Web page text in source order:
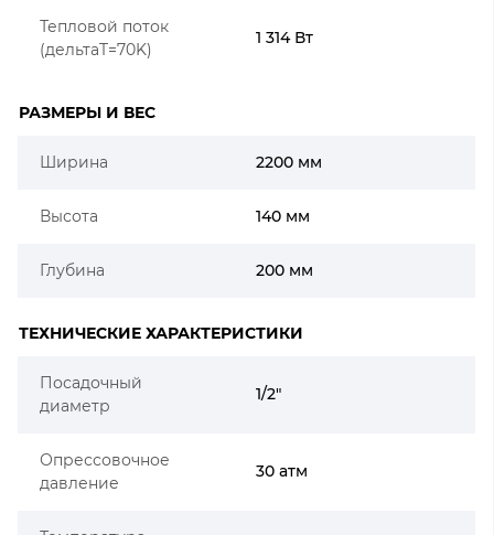
Тепловой поток
(дельтаT=70K)
1 314 Вт
РАЗМЕРЫ И ВЕС
Ширина 2200 мм
Высота 140 мм
Глубина 200 мм
ТЕХНИЧЕСКИЕ ХАРАКТЕРИСТИКИ
Посадочный
диаметр
1/2"
Опрессовочное
давление
30 атм